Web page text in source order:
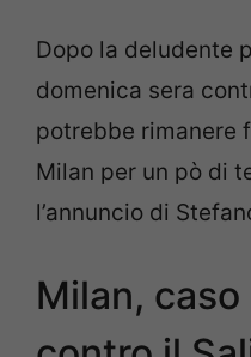
Dopo la deludente
domenica sera
potrebbe rimanere
Milan per un pò di
l’annuncio di
Milan,